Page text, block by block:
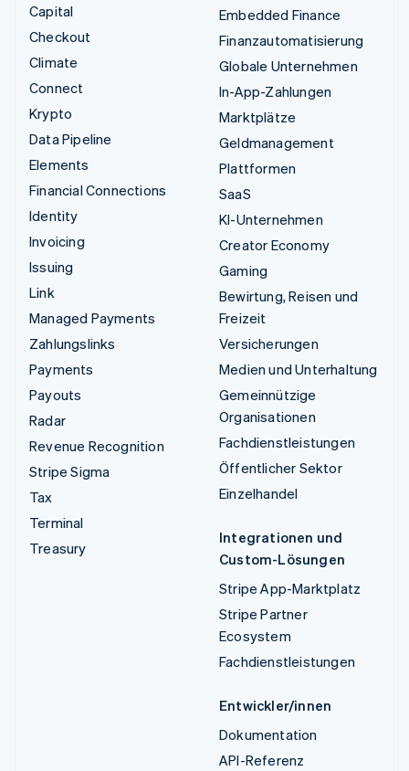
Capital
Checkout
Climate
Connect
Krypto
Data Pipeline
Elements
Financial Connections
Identity
Invoicing
Issuing
Link
Managed Payments
Zahlungslinks
Payments
Payouts
Radar
Revenue Recognition
Stripe Sigma
Tax
Terminal
Treasury
Embedded Finance
Finanzautomatisierung
Globale Unternehmen
In-App-Zahlungen
Marktplätze
Geldmanagement
Plattformen
SaaS
KI-Unternehmen
Creator Economy
Gaming
Bewirtung, Reisen und
Freizeit
Versicherungen
Medien und Unterhaltung
Gemeinnützige
Organisationen
Fachdienstleistungen
Öffentlicher Sektor
Einzelhandel
Integrationen und
Custom-Lösungen
Stripe App-Marktplatz
Stripe Partner
Ecosystem
Fachdienstleistungen
Entwickler/innen
Dokumentation
API-Referenz